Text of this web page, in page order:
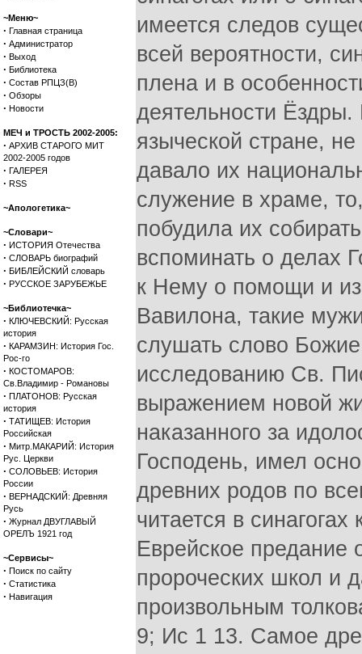
~Меню~
· Главная страница
· Администратор
· Выход
· Библиотека
· Состав РПЦЗ(В)
· Обзоры
· Новости
МЕЧ и ТРОСТЬ 2002-2005:
· АРХИВ СТАРОГО МИТ
2002-2005 годов
· ГАЛЕРЕЯ
· RSS
~Апологетика~
~Словари~
· ИСТОРИЯ Отечества
· СЛОВАРЬ биографий
· БИБЛЕЙСКИЙ словарь
· РУССКОЕ ЗАРУБЕЖЬЕ
~Библиотечка~
· КЛЮЧЕВСКИЙ: Русская
история
· КАРАМЗИН: История Гос.
Рос-го
· КОСТОМАРОВ:
Св.Владимир - Романовы
· ПЛАТОНОВ: Русская
история
· ТАТИЩЕВ: История
Российская
· Митр.МАКАРИЙ: История
Рус. Церкви
· СОЛОВЬЕВ: История
России
· ВЕРНАДСКИЙ: Древняя
Русь
· Журнал ДВУГЛАВЫЙ
ОРЕЛЪ 1921 год
~Сервисы~
· Поиск по сайту
· Статистика
· Навигация